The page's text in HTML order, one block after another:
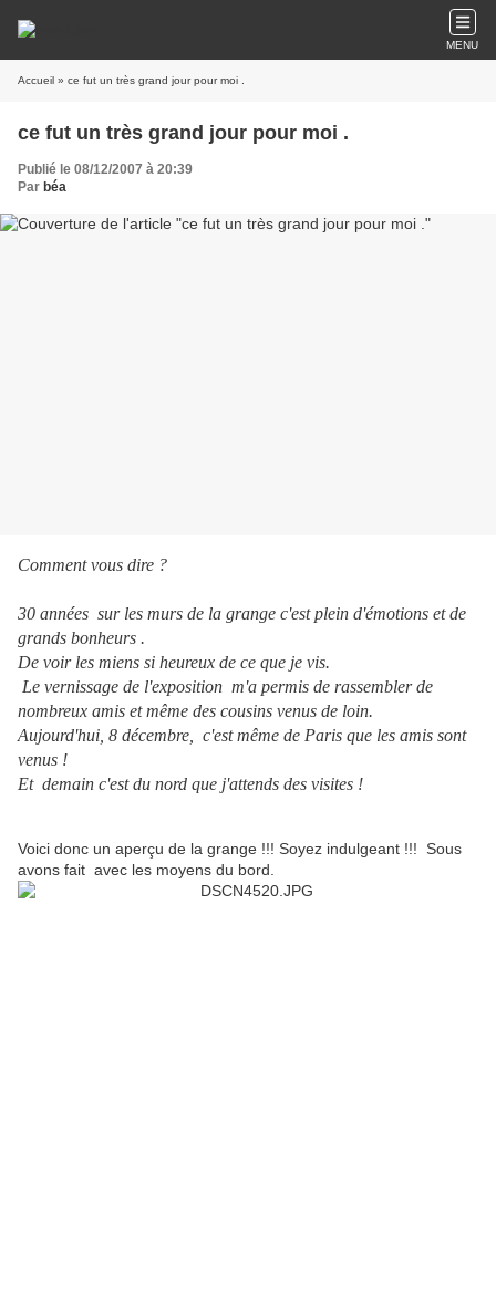
MENU
Accueil » ce fut un très grand jour pour moi .
ce fut un très grand jour pour moi .
Publié le 08/12/2007 à 20:39
Par béa
Comment vous dire ?
30 années sur les murs de la grange c'est plein d'émotions et de
grands bonheurs .
De voir les miens si heureux de ce que je vis.
Le vernissage de l'exposition m'a permis de rassembler de
nombreux amis et même des cousins venus de loin.
Aujourd'hui, 8 décembre, c'est même de Paris que les amis sont
venus !
Et demain c'est du nord que j'attends des visites !
Voici donc un aperçu de la grange !!! Soyez indulgeant !!! Sous
avons fait avec les moyens du bord.